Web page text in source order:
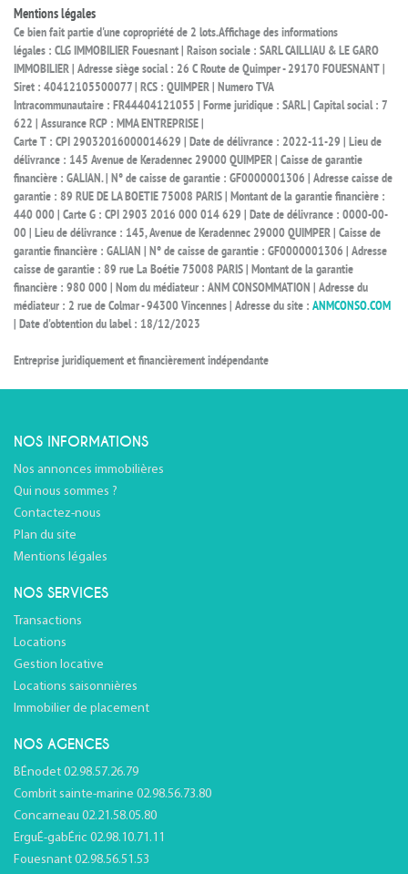
Mentions légales
Ce bien fait partie d'une copropriété de 2 lots.Affichage des informations
légales : CLG IMMOBILIER Fouesnant | Raison sociale : SARL CAILLIAU & LE GARO
IMMOBILIER | Adresse siège social : 26 C Route de Quimper - 29170 FOUESNANT |
Siret : 40412105500077 | RCS : QUIMPER | Numero TVA
Intracommunautaire : FR44404121055 | Forme juridique : SARL | Capital social : 7
622 | Assurance RCP : MMA ENTREPRISE |
Carte T : CPI 29032016000014629 | Date de délivrance : 2022-11-29 | Lieu de
délivrance : 145 Avenue de Keradennec 29000 QUIMPER | Caisse de garantie
financière : GALIAN. | N° de caisse de garantie : GF0000001306 | Adresse caisse de
garantie : 89 RUE DE LA BOETIE 75008 PARIS | Montant de la garantie financière :
440 000 | Carte G : CPI 2903 2016 000 014 629 | Date de délivrance : 0000-00-
00 | Lieu de délivrance : 145, Avenue de Keradennec 29000 QUIMPER | Caisse de
garantie financière : GALIAN | N° de caisse de garantie : GF0000001306 | Adresse
caisse de garantie : 89 rue La Boétie 75008 PARIS | Montant de la garantie
financière : 980 000 | Nom du médiateur : ANM CONSOMMATION | Adresse du
médiateur : 2 rue de Colmar - 94300 Vincennes | Adresse du site : ANMCONSO.COM
| Date d'obtention du label : 18/12/2023
Entreprise juridiquement et financièrement indépendante
NOS INFORMATIONS
Nos annonces immobilières
Qui nous sommes ?
Contactez-nous
Plan du site
Mentions légales
NOS SERVICES
Transactions
Locations
Gestion locative
Locations saisonnières
Immobilier de placement
NOS AGENCES
BÉnodet 02.98.57.26.79
Combrit sainte-marine 02.98.56.73.80
Concarneau 02.21.58.05.80
ErguÉ-gabÉric 02.98.10.71.11
Fouesnant 02.98.56.51.53